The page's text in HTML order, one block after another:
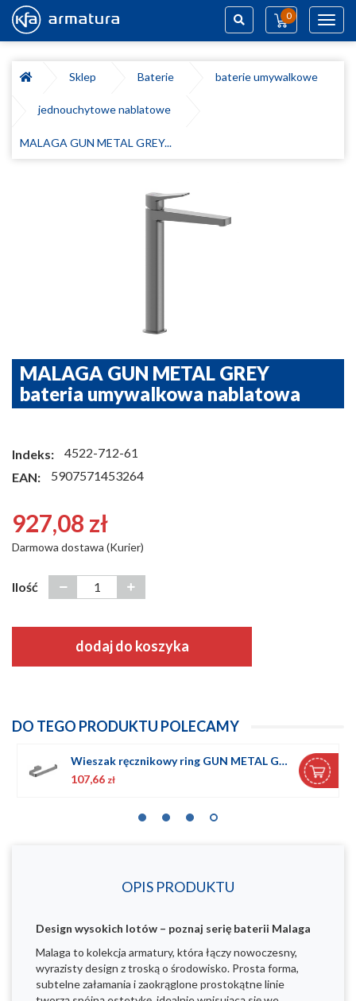
0
Sklep
Baterie baterie umywalkowe
jednouchytowe nablatowe
MALAGA GUN METAL GREY...
MALAGA GUN METAL GREY
bateria umywalkowa nablatowa
Indeks:
4522-712-61
EAN:
5907571453264
927,08 zł
Darmowa dostawa (Kurier)
Ilość
dodaj do koszyka
DO TEGO PRODUKTU POLECAMY
Wieszak ręcznikowy ring GUN METAL GREY
zł
OPIS PRODUKTU
Design wysokich lotów – poznaj serię baterii Malaga
Malaga to kolekcja armatury, która łączy nowoczesny,
wyrazisty design z troską o środowisko. Prosta forma,
subtelne załamania i zaokrąglone prostokątne linie